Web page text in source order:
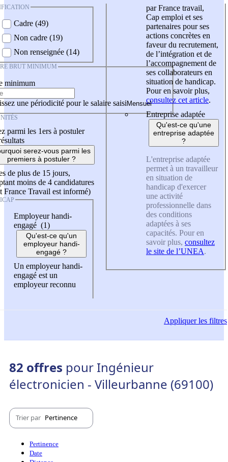
Cadre (49)
Non cadre (19)
Non renseignée (14)
BRUT MINIMUM
minimum
une périodicité pour le salaire saisi
parmi les 1ers à postuler
serez-vous parmi les
premiers à postuler ?
de plus de 15 jours,
moins de 4 candidatures
France Travail est informé)
Employeur handi-
engagé (1)
Qu'est-ce qu'un
employeur handi-
engagé ?
Un employeur handi-
engagé est un
employeur reconnu
par France travail,
Cap emploi et ses
partenaires pour ses
actions concrètes en
faveur du recrutement,
de l’intégration et de
l’accompagnement de
ses collaborateurs en
situation de handicap.
Pour en savoir plus,
consultez cet article.
Entreprise adaptée
Qu'est-ce qu'une
entreprise adaptée
?
L'entreprise adaptée
permet à un travailleur
en situation de
handicap d'exercer
une activité
professionnelle dans
des conditions
adaptées à ses
capacités. Pour en
savoir plus, consultez
le site de l’UNEA.
Appliquerles filtres
82 offres pour Ingénieur
électronicien - Villeurbanne (69100)
Trier par Pertinence
Pertinence
Date